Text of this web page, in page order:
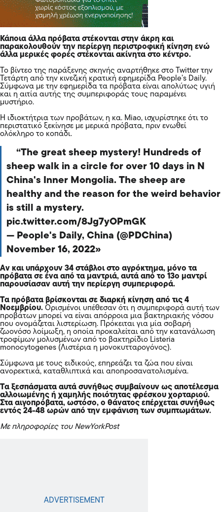
Κάποια άλλα πρόβατα στέκονται στην άκρη και
παρακολουθούν την περίεργη περιστροφική κίνηση ενώ
άλλα μερικές φορές στέκονται ακίνητα στο κέντρο.
Το βίντεο της παράξενης σκηνής αναρτήθηκε στο Twitter την
Τετάρτη από την κινεζική κρατική εφημερίδα People’s Daily.
Σύμφωνα με την εφημερίδα τα πρόβατα είναι απολύτως υγιή
και η αιτία αυτής της συμπεριφοράς τους παραμένει
μυστήριο.
Η ιδιοκτήτρια των προβάτων, η κα. Miao, ισχυρίστηκε ότι το
περιστατικό ξεκίνησε με μερικά πρόβατα, πριν ενωθεί
ολόκληρο το κοπάδι.
The great sheep mystery! Hundreds of
sheep walk in a circle for over 10 days in N
China's Inner Mongolia. The sheep are
healthy and the reason for the weird behavior
is still a mystery.
pic.twitter.com/8Jg7yOPmGK
— People's Daily, China (@PDChina)
November 16, 2022
Αν και υπάρχουν 34 στάβλοι στο αγρόκτημα, μόνο τα
πρόβατα σε ένα από τα μαντριά, αυτά από το 13ο μαντρί
παρουσίασαν αυτή την περίεργη συμπεριφορά.
Τα πρόβατα βρίσκονται σε διαρκή κίνηση από τις 4
Νοεμβρίου. Ορισμένοι υπέθεσαν ότι η συμπεριφορά αυτή των
προβάτων μπορεί να είναι απόρροια μια βακτηριακής νόσου
που ονομάζεται λιστερίωση. Πρόκειται για μία σοβαρή
ζωονόσο λοίμωξη, η οποία προκαλείται από την κατανάλωση
τροφίμων μολυσμένων από το βακτηρίδιο Listeria
monocytogenes (Λιστέρια η μονοκυτταρογόνος).
Σύμφωνα με τους ειδικούς, επηρεάζει τα ζώα που είναι
ανορεκτικά, καταθλιπτικά και αποπροσανατολισμένα.
Τα ξεσπάσματα αυτά συνήθως συμβαίνουν ως αποτέλεσμα
αλλοιωμένης ή χαμηλής ποιότητας φρέσκου χορταριού.
Στα αιγοπρόβατα, ωστόσο, ο θάνατος επέρχεται συνήθως
εντός 24-48 ωρών από την εμφάνιση των συμπτωμάτων.
Με πληροφορίες του NewYorkPost